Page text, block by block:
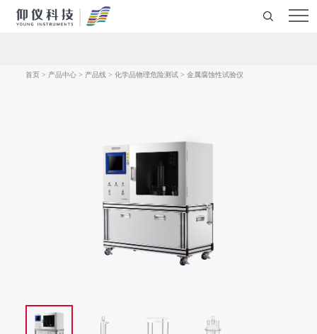
首页> 产品中心> 产品线 > 化学品物理危险测试 > 金属腐蚀性试验仪